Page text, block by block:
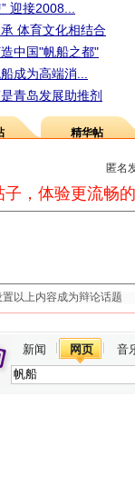
迎接2008...
体育文化相结合
中国"帆船之都"
成为高端消...
青岛发展助推剂
精华帖
匿名
，体验更流畅
新闻 网页 音